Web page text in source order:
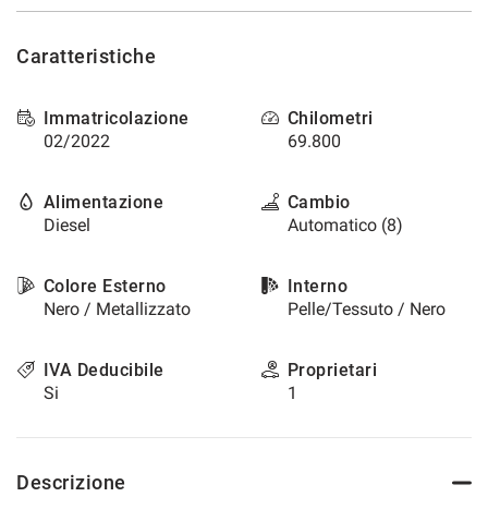
Caratteristiche
Immatricolazione
02/2022
Chilometri
69.800
Alimentazione
Diesel
Cambio
Automatico (8)
Colore Esterno
Nero / Metallizzato
Interno
Pelle/Tessuto / Nero
IVA Deducibile
Si
Proprietari
1
Descrizione
di
descritte.
maggiori
informazioni
sul
funzionamento
strumenti
si
rimanda
alla
rivedere